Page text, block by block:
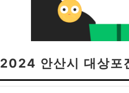
2024 안산시 대상포